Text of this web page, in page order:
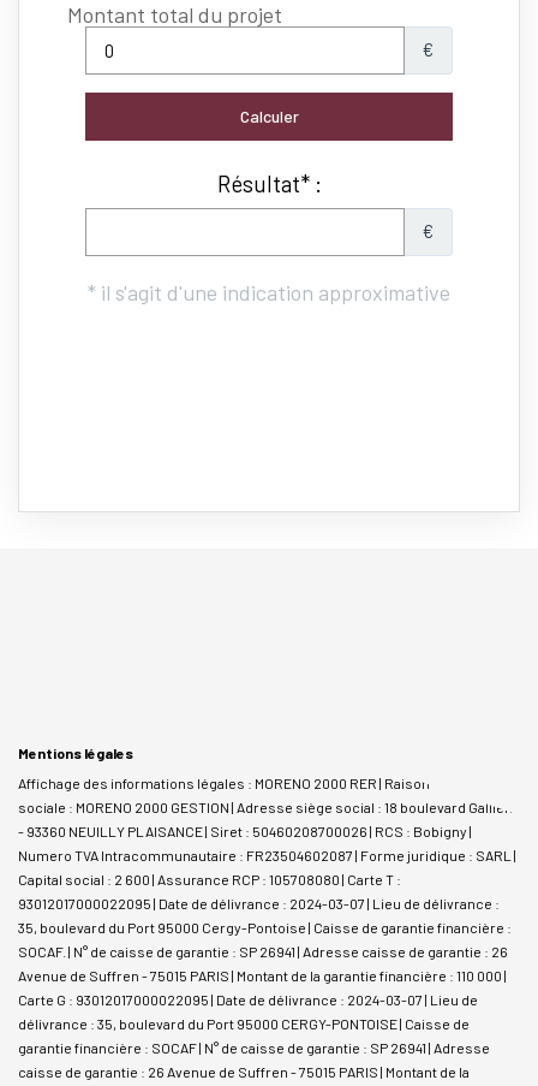
Mentions légales
Affichage des informations légales : MORENO 2000 RER | Raison
sociale : MORENO 2000 GESTION | Adresse siège social : 18 boulevard Gallieni
- 93360 NEUILLY PLAISANCE | Siret : 50460208700026 | RCS : Bobigny |
Numero TVA Intracommunautaire : FR23504602087 | Forme juridique : SARL |
Capital social : 2 600 | Assurance RCP : 105708080 | Carte T :
93012017000022095 | Date de délivrance : 2024-03-07 | Lieu de délivrance :
35, boulevard du Port 95000 Cergy-Pontoise | Caisse de garantie financière :
SOCAF. | N° de caisse de garantie : SP 26941 | Adresse caisse de garantie : 26
Avenue de Suffren - 75015 PARIS | Montant de la garantie financière : 110 000 |
Carte G : 93012017000022095 | Date de délivrance : 2024-03-07 | Lieu de
délivrance : 35, boulevard du Port 95000 CERGY-PONTOISE | Caisse de
garantie financière : SOCAF | N° de caisse de garantie : SP 26941 | Adresse
caisse de garantie : 26 Avenue de Suffren - 75015 PARIS | Montant de la